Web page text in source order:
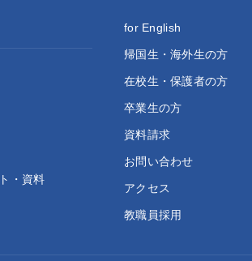
・資料
for English
帰国生・海外生の方
在校生・保護者の方
卒業生の方
資料請求
お問い合わせ
アクセス
教職員採用